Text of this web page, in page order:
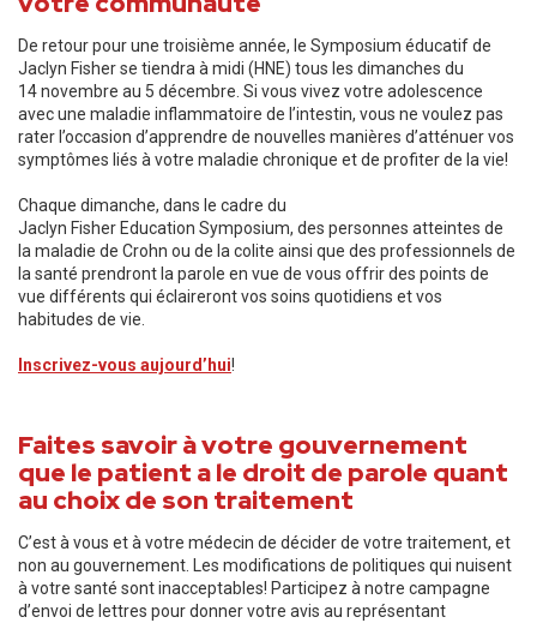
De retour pour une troisième année, le Symposium éducatif de
Jaclyn Fisher se tiendra à midi (HNE) tous les dimanches du
14 novembre au 5 décembre. Si vous vivez votre adolescence
avec une maladie inflammatoire de l’intestin, vous ne voulez pas
rater l’occasion d’apprendre de nouvelles manières d’atténuer vos
symptômes liés à votre maladie chronique et de profiter de la vie!
Chaque dimanche, dans le cadre du
Jaclyn Fisher Education Symposium, des personnes atteintes de
la maladie de Crohn ou de la colite ainsi que des professionnels de
la santé prendront la parole en vue de vous offrir des points de
vue différents qui éclaireront vos soins quotidiens et vos
habitudes de vie.
Inscrivez-vous aujourd’hui!
Faites savoir à votre gouvernement
que le patient a le droit de parole quant
au choix de son traitement
C’est à vous et à votre médecin de décider de votre traitement, et
non au gouvernement. Les modifications de politiques qui nuisent
à votre santé sont inacceptables! Participez à notre campagne
d’envoi de lettres pour donner votre avis au représentant